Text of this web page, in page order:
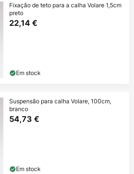
Fixação de teto para a calha Volare 1,5cm
preto
22,14 €
Em stock
Suspensão para calha Volare, 100cm,
branco
54,73 €
Em stock